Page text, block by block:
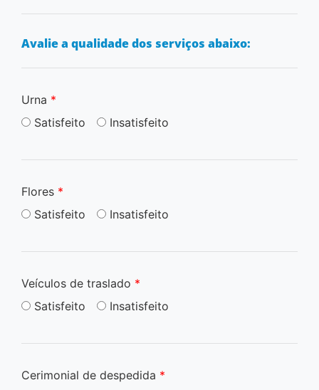
Avalie a qualidade dos serviços abaixo:
Urna *
Satisfeito
Insatisfeito
Flores *
Satisfeito
Insatisfeito
Veículos de traslado *
Satisfeito
Insatisfeito
Cerimonial de despedida *